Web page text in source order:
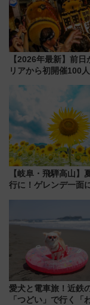
【2026年最新】前
リアから初開催100
【岐阜・飛騨高山】
行に！ゲレンデ一面
愛犬と電車旅！近鉄
「つどい」で行く「